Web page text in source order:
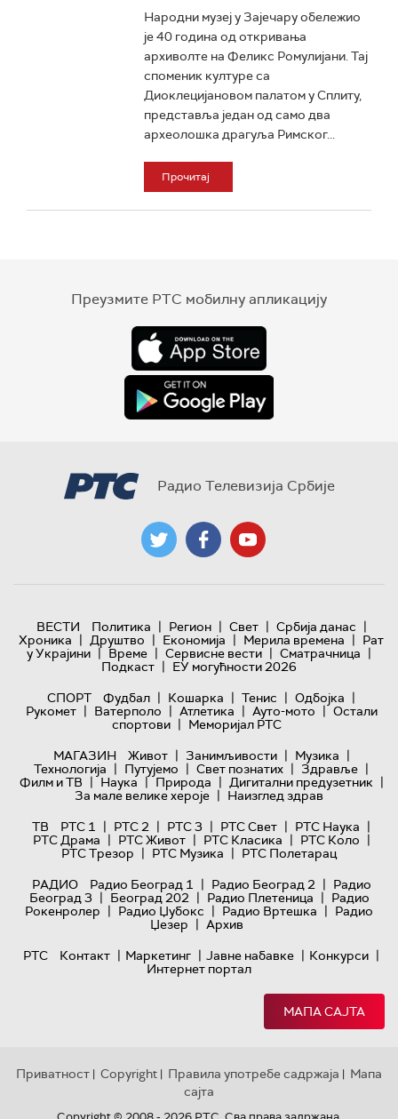
Народни музеј у Зајечару обележио
је 40 година од откривања
архиволте на Феликс Ромулијани. Тај
споменик културе са
Диоклецијановом палатом у Сплиту,
представља један од само два
археолошка драгуља Римског...
Прочитај
Преузмите РТС мобилну апликацију
Радио Телевизија Србије
ВЕСТИ Политика | Регион | Свет | Србија данас |
Хроника | Друштво | Економија | Мерила времена | Рат
у Украјини | Време | Сервисне вести | Сматрачница |
Подкаст | ЕУ могућности 2026
СПОРТ
Фудбал | Кошарка | Тенис | Одбојка |
Рукомет | Ватерполо | Атлетика | Ауто-мото | Остали
спортови | Меморијал РТС
МАГАЗИН
Живот | Занимљивости | Музика |
Технологијa | Путујемо | Свет познатих | Здравље |
Филм и ТВ | Наука | Природа | Дигитални предузетник |
За мале велике хероје | Наизглед здрав
ТВ
РТС 1 | РТС 2 | РТС 3 | РТС Свет | РТС Наука |
РТС Драма | РТС Живот | РТС Класика | РТС Коло |
РТС Трезор | РТС Музика | РТС Полетарац
РАДИО
Радио Београд 1 | Радио Београд 2 | Радио
Београд 3 | Београд 202 | Радио Плетеница | Радио
Рокенролер | Радио Џубокс | Радио Вртешка | Радио
Џезер | Архив
РТС
Контакт | Маркетинг | Јавне набавке | Конкурси |
Интернет портал
МАПА САЈТА
Приватност | Copyright | Правила употребе садржаја | Мапа
сајта